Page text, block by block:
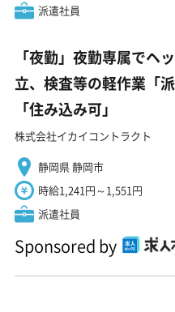
派遣社員
「夜勤」夜勤専属でヘ
立、検査等の軽作業「
「住み込み可」
株式会社イカイコントラクト
静岡県 静岡市
時給1,241円～1,551円
派遣社員
Sponsored by